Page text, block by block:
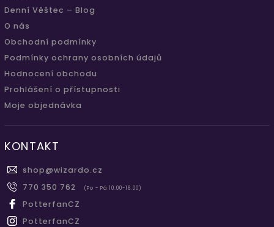
Denní Věštec – Blog
O nás
Obchodní podmínky
Podmínky ochrany osobních údajů
Hodnocení obchodu
Prohlášení o přístupnosti
Moje objednávka
KONTAKT
shop@wizardo.cz
770 350 762
(Po - Pá 10.00-16.00)
PotterfanCZ
PotterfanCZ